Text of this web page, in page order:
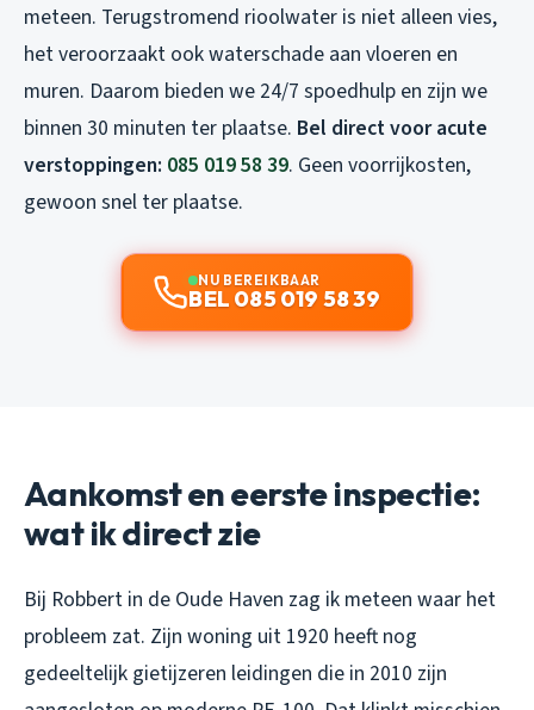
meteen. Terugstromend rioolwater is niet alleen vies,
het veroorzaakt ook waterschade aan vloeren en
muren. Daarom bieden we 24/7 spoedhulp en zijn we
binnen 30 minuten ter plaatse. Bel direct voor acute
verstoppingen: 085 019 58 39. Geen voorrijkosten,
gewoon snel ter plaatse.
NU BEREIKBAAR
BEL 085 019 58 39
Aankomst en eerste inspectie:
wat ik direct zie
Bij Robbert in de Oude Haven zag ik meteen waar het
probleem zat. Zijn woning uit 1920 heeft nog
gedeeltelijk gietijzeren leidingen die in 2010 zijn